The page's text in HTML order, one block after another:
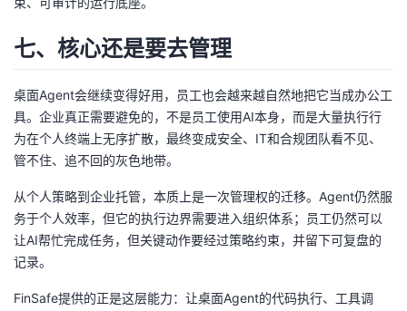
七、核心还是要去管理
桌面Agent会继续变得好用，员工也会越来越自然地把它当成办公工
具。企业真正需要避免的，不是员工使用AI本身，而是大量执行行
为在个人终端上无序扩散，最终变成安全、IT和合规团队看不见、
管不住、追不回的灰色地带。
从个人策略到企业托管，本质上是一次管理权的迁移。Agent仍然服
务于个人效率，但它的执行边界需要进入组织体系；员工仍然可以
让AI帮忙完成任务，但关键动作要经过策略约束，并留下可复盘的
记录。
FinSafe提供的正是这层能力：让桌面Agent的代码执行、工具调